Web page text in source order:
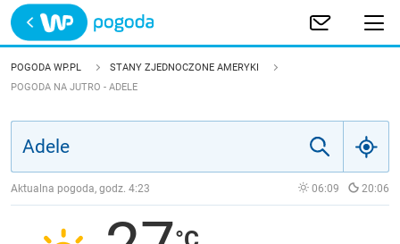
Trwa ładowanie
POLSKA
JAKOŚĆ POWIETRZA
POGODA WP.PL
STANY ZJEDNOCZONE AMERYKI
POGODA NA JUTRO - ADELE
Aktualna pogoda, godz. 4:23 06:09 20:06